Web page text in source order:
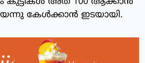
കേൾക്കാൻ ഇടയായി.